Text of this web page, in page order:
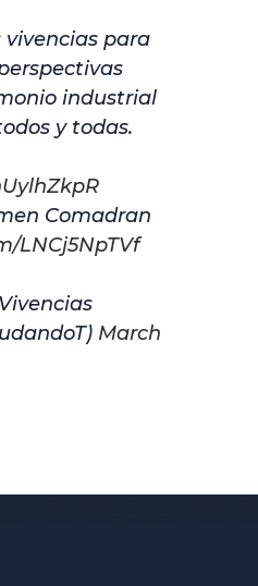
para
industrial
y todas.
Comadran
LNCj5NpTVf
March